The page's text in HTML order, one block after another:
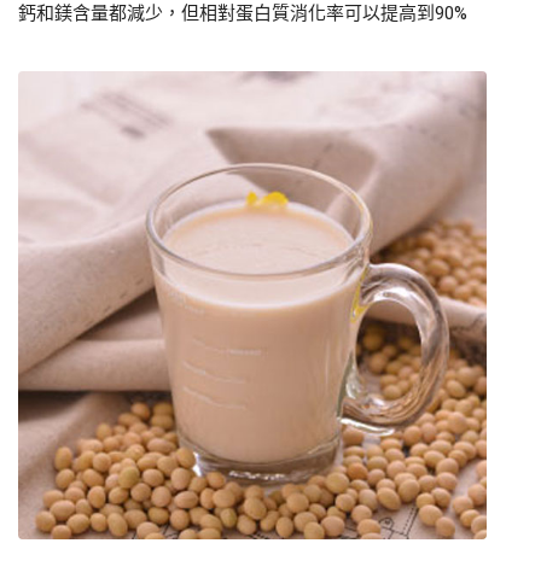
鈣和鎂含量都減少，但相對蛋白質消化率可以提高到90%